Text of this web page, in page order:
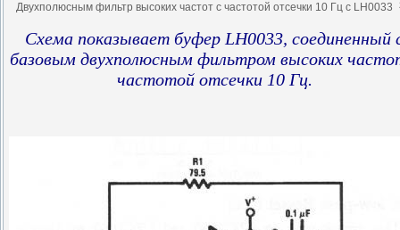
Двухполюсным фильтр высоких частот с частотой отсечки 10 Гц с LH0033
Схема показывает буфер LH0033, соединенный
базовым двухполюсным фильтром высоких
частотой отсечки 10 Гц.